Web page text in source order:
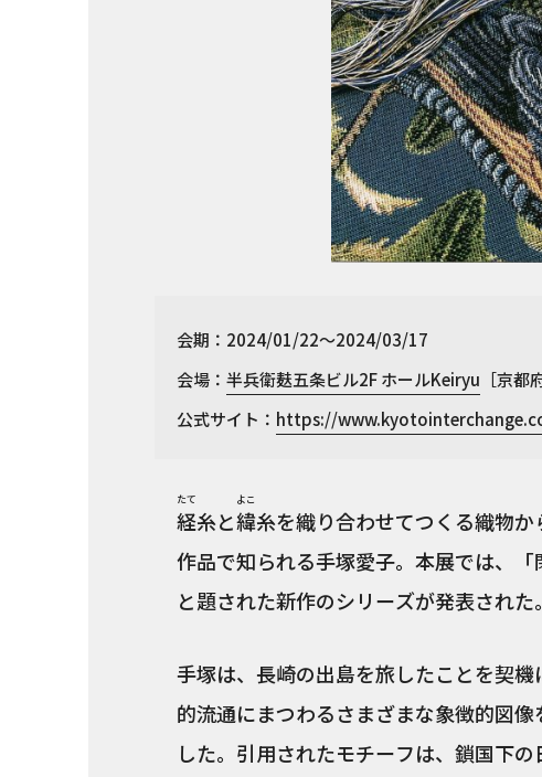
会期：2024/01/22～2024/03/17
会場： 半兵衛麸五条ビル2F ホールKeiryu ［京都
公式サイト： https://
経
たて
糸と緯
よこ
糸を織り合わせてつくる織物
作品で知られる手塚愛子。本展では、
と題された新作のシリーズが発表された。
手塚は、長崎の出島を旅したことを契
的流通にまつわるさまざまな象徴的図
した。引用されたモチーフは、鎖国下